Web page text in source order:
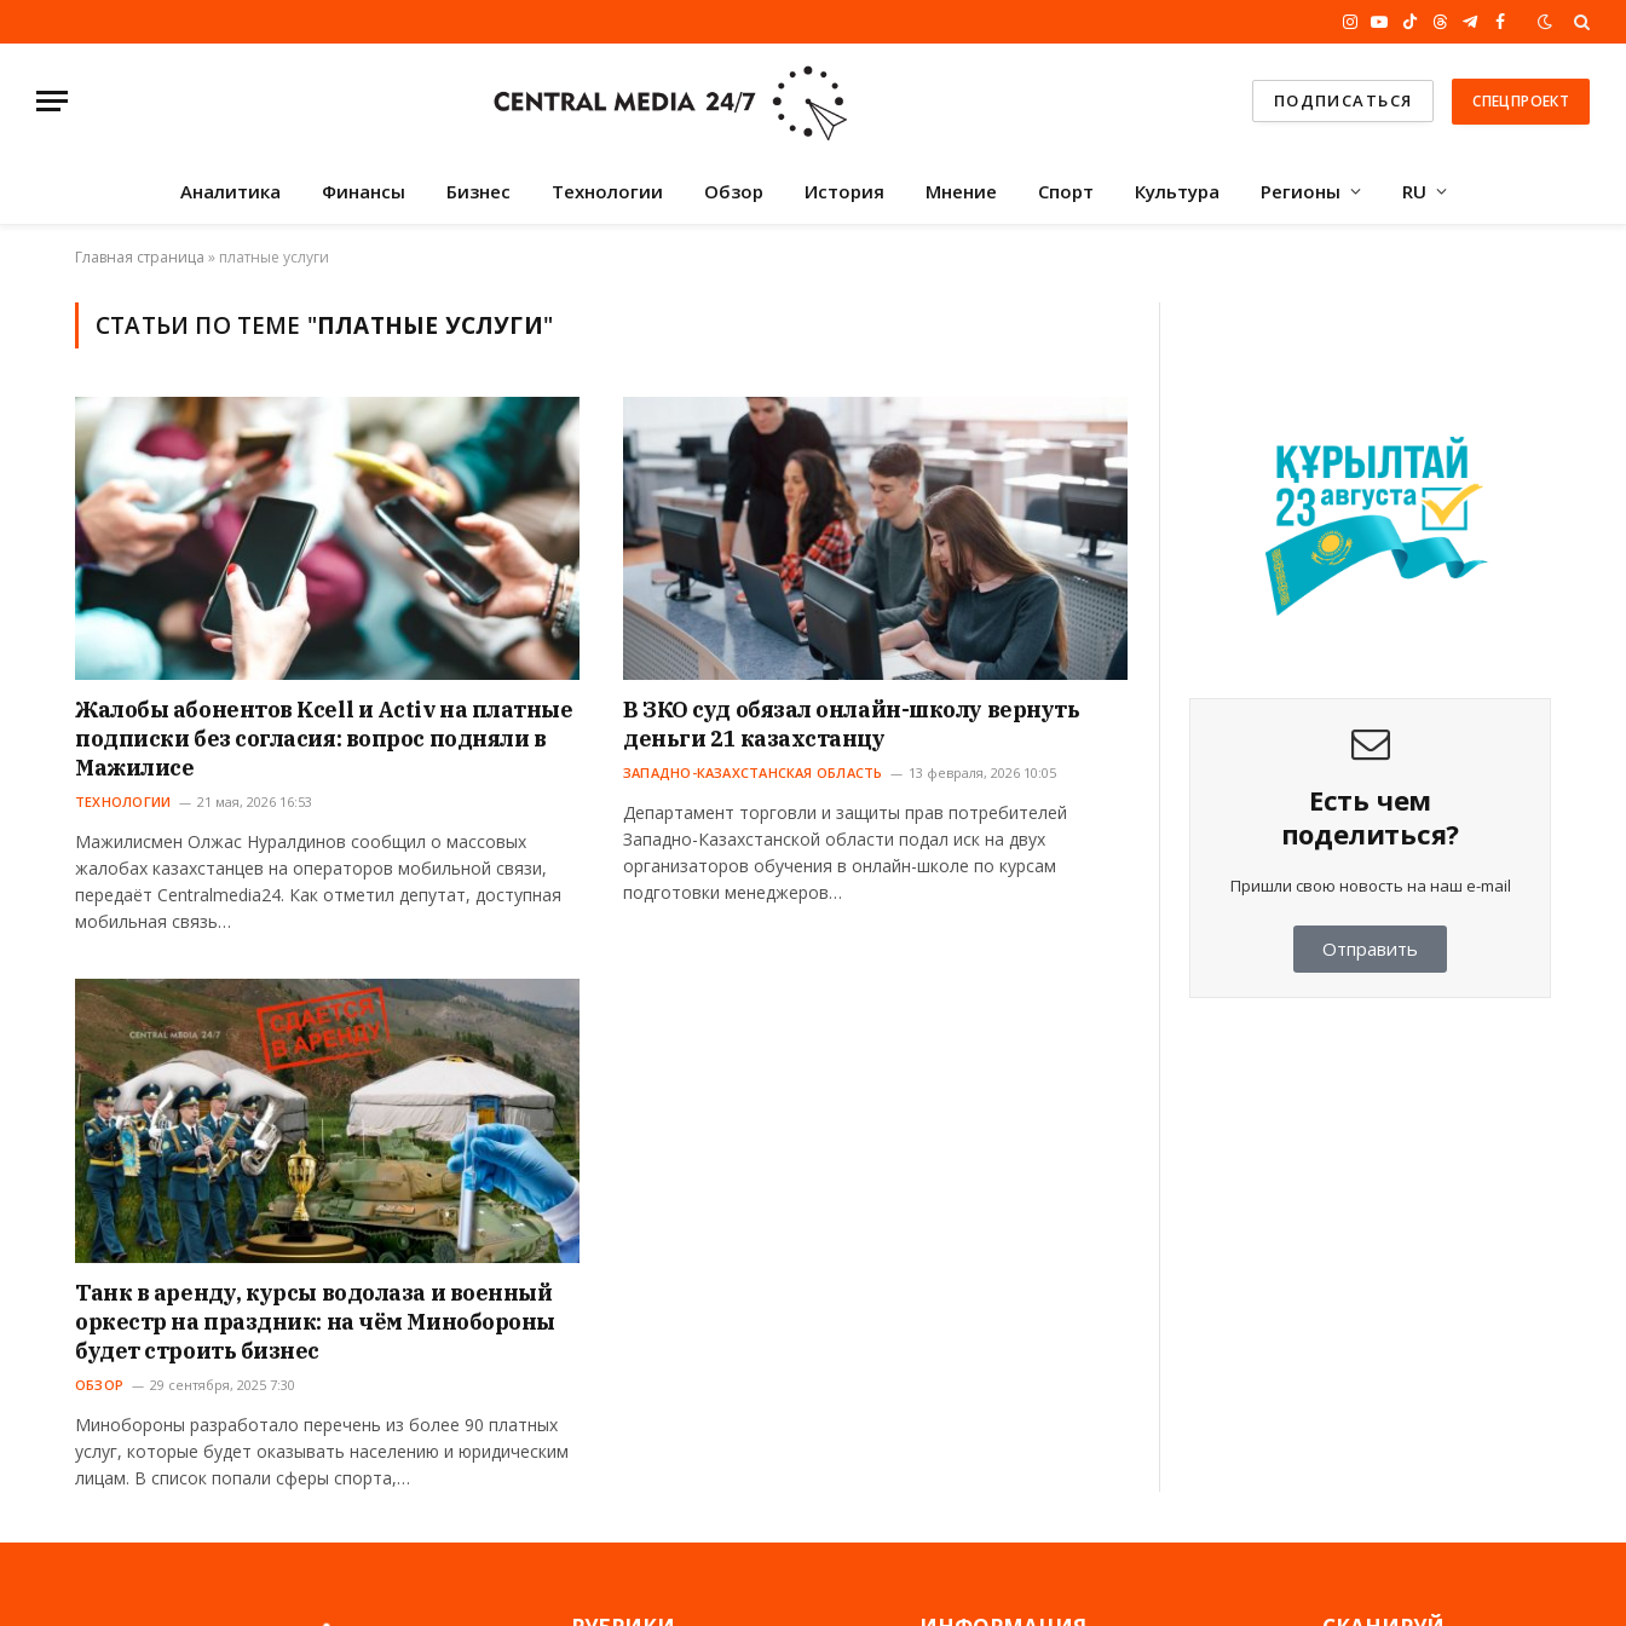
Instagram
YouTube
TikTokThreadsTelegram
Facebook
ПОДПИСАТЬСЯ СПЕЦПРОЕКТ
Аналитика Финансы Бизнес Технологии Обзор История Мнение Спорт Культура Регионы RU
Главная страница » платные услуги
СТАТЬИ ПО ТЕМЕ "ПЛАТНЫЕ УСЛУГИ"
Жалобы абонентов Kcell и Аctiv на платные
подписки без согласия: вопрос подняли в
Мажилисе
ТЕХНОЛОГИИ 21 мая, 2026 16:53
Мажилисмен Олжас Нуралдинов сообщил о массовых
жалобах казахстанцев на операторов мобильной связи,
передаёт Centralmedia24. Как отметил депутат, доступная
мобильная связь…
В ЗКО суд обязал онлайн-школу вернуть
деньги 21 казахстанцу
ЗАПАДНО-КАЗАХСТАНСКАЯ ОБЛАСТЬ 13 февраля, 2026 10:05
Департамент торговли и защиты прав потребителей
Западно-Казахстанской области подал иск на двух
организаторов обучения в онлайн-школе по курсам
подготовки менеджеров…
Танк в аренду, курсы водолаза и военный
оркестр на праздник: на чём Минобороны
будет строить бизнес
ОБЗОР 29 сентября, 2025 7:30
Минобороны разработало перечень из более 90 платных
услуг, которые будет оказывать населению и юридическим
лицам. В список попали сферы спорта,…
Есть чем
поделиться?
Пришли свою новость на наш e-mail
Отправить